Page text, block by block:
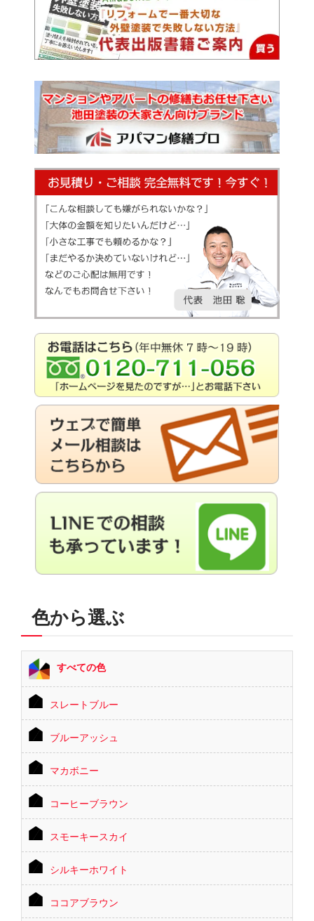
色から選ぶ
すべての色
スレートブルー
ブルーアッシュ
マカボニー
コーヒーブラウン
スモーキースカイ
シルキーホワイト
ココアブラウン